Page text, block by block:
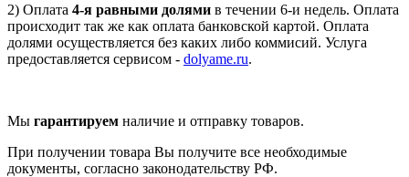
2) Оплата 4-я равными долями в течении 6-и недель. Оплата
происходит так же как оплата банковской картой. Оплата
долями осуществляется без каких либо коммисий. Услуга
предоставляется сервисом - dolyame.ru.
Мы гарантируем наличие и отправку товаров.
При получении товара Вы получите все необходимые
документы, согласно законодательству РФ.